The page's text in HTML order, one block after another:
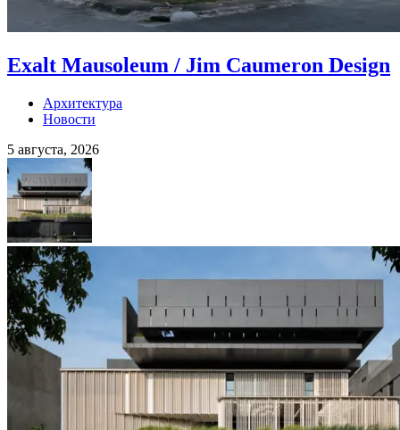
Exalt Mausoleum / Jim Caumeron Design
Архитектура
Новости
5 августа, 2026